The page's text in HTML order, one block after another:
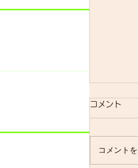
明日の
す。 よく
ライドは
コメント
コメント